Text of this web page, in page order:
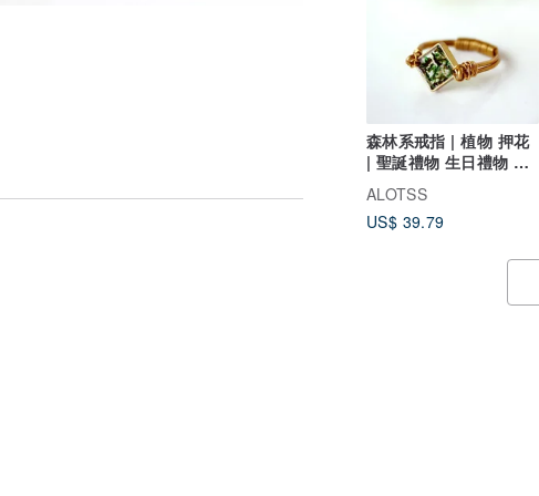
森林系戒指 | 植物 押花
| 聖誕禮物 生日禮物 心
思禮物 寄語
ALOTSS
US$ 39.79